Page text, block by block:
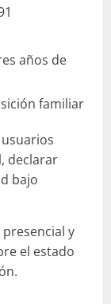
años de
familiar
declarar
bajo
y
el estado